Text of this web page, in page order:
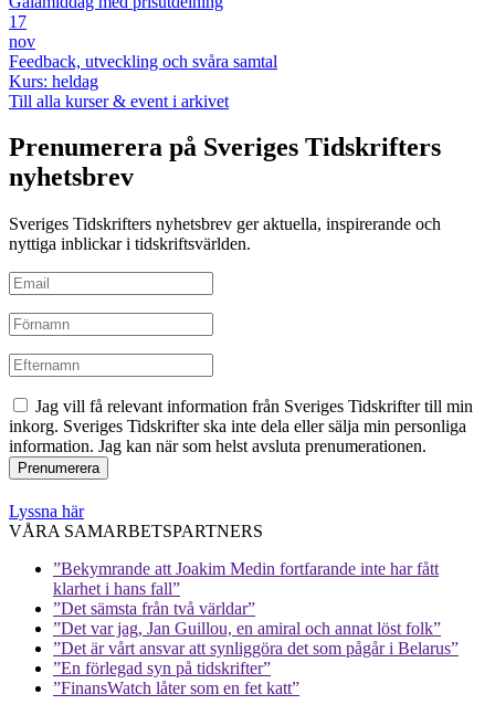
17
nov
Feedback, utveckling och svåra samtal
Kurs: heldag
Till alla kurser & event i arkivet
Prenumerera på Sveriges Tidskrifters
nyhetsbrev
Sveriges Tidskrifters nyhetsbrev ger aktuella, inspirerande och
nyttiga inblickar i tidskriftsvärlden.
Jag vill få relevant information från Sveriges Tidskrifter till min
inkorg. Sveriges Tidskrifter ska inte dela eller sälja min personliga
information. Jag kan när som helst avsluta prenumerationen.
Lyssna här
VÅRA SAMARBETSPARTNERS
”Bekymrande att Joakim Medin fortfarande inte har fått
klarhet i hans fall”
”Det sämsta från två världar”
”Det var jag, Jan Guillou, en amiral och annat löst folk”
”Det är vårt ansvar att synliggöra det som pågår i Belarus”
”En förlegad syn på tidskrifter”
”FinansWatch låter som en fet katt”